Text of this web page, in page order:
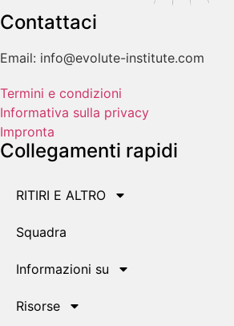
Contattaci
Email: info@evolute-institute.com
Termini e condizioni
Informativa sulla privacy
Impronta
Collegamenti rapidi
RITIRI E ALTRO
Squadra
Informazioni su
Risorse